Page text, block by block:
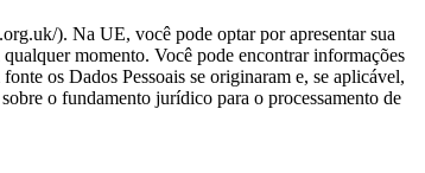
). Na UE, você pode optar por apresentar sua
momento. Você pode encontrar informações
fonte os Dados Pessoais se originaram e, se aplicável,
o fundamento jurídico para o processamento de